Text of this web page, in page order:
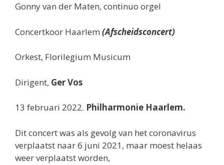
Gonny van der Maten, continuo orgel
Concertkoor Haarlem (Afscheidsconcert)
Orkest, Florilegium Musicum
Dirigent, Ger Vos
13 februari 2022. Philharmonie Haarlem.
Dit concert was als gevolg van het coronavirus
verplaatst naar 6 juni 2021, maar moest helaas
weer verplaatst worden,